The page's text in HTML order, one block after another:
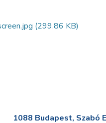
(299.86 KB)
1088 Budapest, Szabó